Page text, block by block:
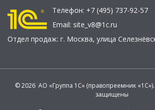
Телефон: +7 (495) 737-92-57
Email: site_v8@1c.ru
Отдел продаж: г. Москва, улица
© 2026 АО «Группа 1С» (правопреемник «1С»).
защищены